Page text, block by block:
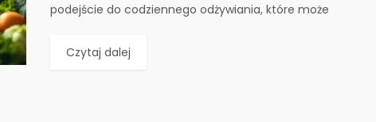
podejście do codziennego odżywiania, które może
Czytaj dalej